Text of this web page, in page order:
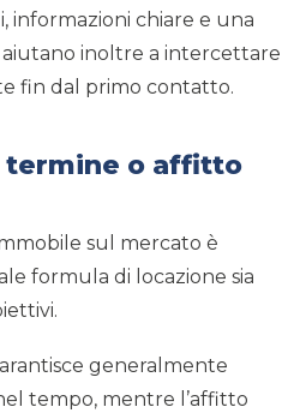
informazioni chiare e una
inoltre a intercettare
fin dal primo contatto.
o affitto
sul mercato è
formula di locazione sia
generalmente
tempo, mentre l’affitto